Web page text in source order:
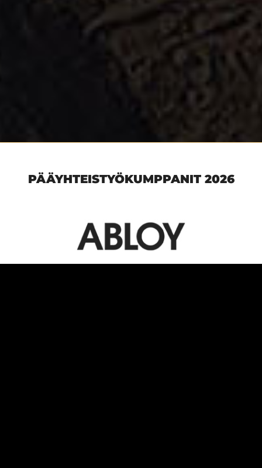
PÄÄYHTEISTYÖKUMPPANIT 2026